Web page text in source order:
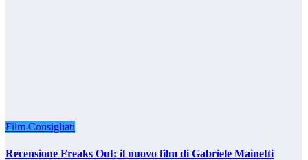
Film Consigliati
Recensione Freaks Out: il nuovo film di Gabriele Mainetti